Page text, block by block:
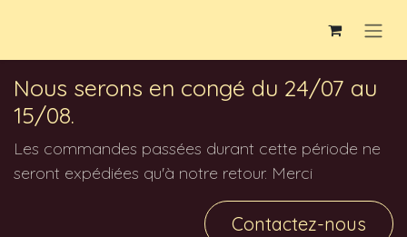
Nous serons en congé du 24/07 au
15/08.
Les commandes passées durant cette période ne
seront expédiées qu'à notre retour. Merci
Contactez-nous